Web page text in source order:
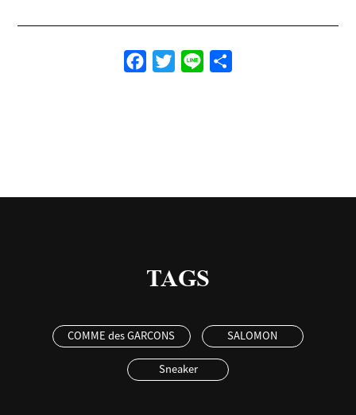
FacebookTwitterLine
TAGS
COMME des GARCONS SALOMON
Sneaker